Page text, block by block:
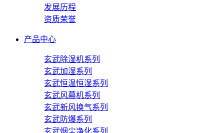
发展历程
资质荣誉
产品中心
玄武除湿机系列
玄武加湿系列
玄武恒温恒湿系列
玄武风幕机系列
玄武新风换气系列
玄武防爆系列
玄武烟尘净化系列